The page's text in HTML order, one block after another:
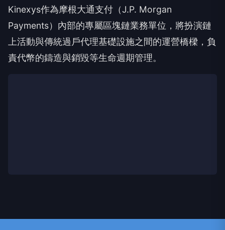
Kinexys作為摩根大通支付（J.P. Morgan
Payments）內部的專屬區塊鏈業務單位，將扮演鏈
上活動與傳統過戶代理基礎設施之間的運營橋樑，負
責代幣的鑄造與銷毀等生命週期管理。